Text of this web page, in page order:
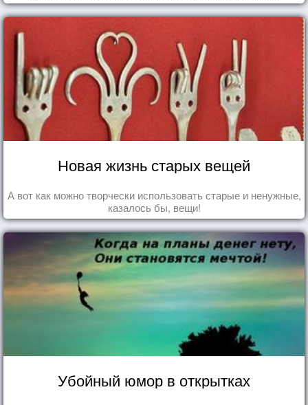
Новая жизнь старых вещей
А вот как можно творчески использовать старые и ненужные,
казалось бы, вещи!
Убойный юмор в открытках